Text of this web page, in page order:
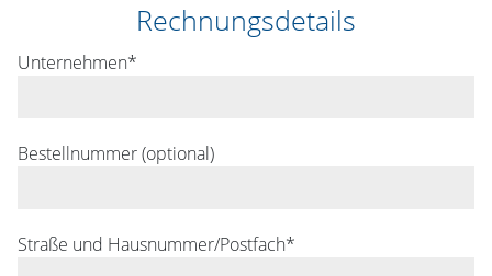
Rechnungsdetails
Unternehmen*
Bestellnummer (optional)
Straße und Hausnummer/Postfach*